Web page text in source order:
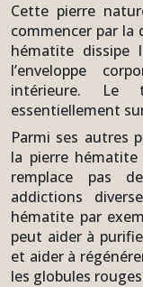
Cette pierre
commencer par la
hématite dissipe
l’enveloppe
intérieure. Le
essentiellement
Parmi ses autres
la pierre
remplace pas
addictions
hématite par
peut aider à
et aider à
les globules